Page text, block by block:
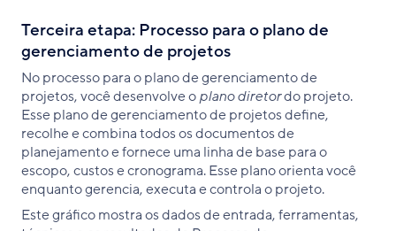
Terceira etapa: Processo para o plano de
gerenciamento de projetos
No processo para o plano de gerenciamento de
projetos, você desenvolve oplano diretordo projeto.
Esse plano de gerenciamento de projetos define,
recolhe e combina todos os documentos de
planejamento e fornece uma linha de base para o
escopo, custos e cronograma. Esse plano orienta você
enquanto gerencia, executa e controla o projeto.
Este gráfico mostra os dados de entrada, ferramentas,